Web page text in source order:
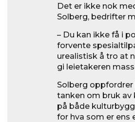
Det er ikke nok
Solberg, bedrifter
– Du kan ikke få i
forvente
urealistisk å tro at
gi leietakeren
Solberg
tanken om bruk av
på både
for hva som er ens